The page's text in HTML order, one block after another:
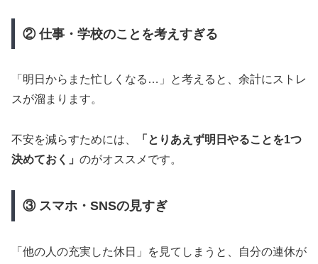
② 仕事・学校のことを考えすぎる
「明日からまた忙しくなる…」と考えると、余計にストレ
スが溜まります。
不安を減らすためには、
「とりあえず明日やることを1つ
決めておく」 のがオススメです。
③ スマホ・SNSの見すぎ
「他の人の充実した休日」を見てしまうと、自分の連休が